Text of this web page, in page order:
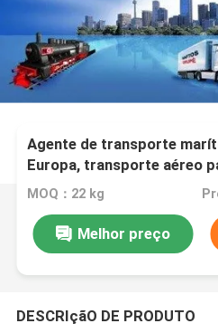
Agente de transporte
Europa, transporte aéreo
Unido/Alemanha/Polónia/
Serviço DDP de armazém
MOQ：22 kg
Melhor preço
DESCRIçãO DE PRODUTO